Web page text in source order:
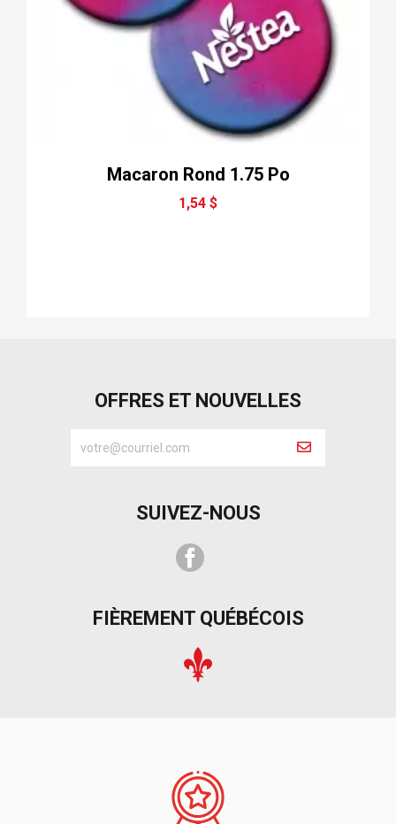
Macaron Rond 1.75 Po
1,54 $
OFFRES ET NOUVELLES
SUIVEZ-NOUS
Facebook
FIÈREMENT QUÉBÉCOIS